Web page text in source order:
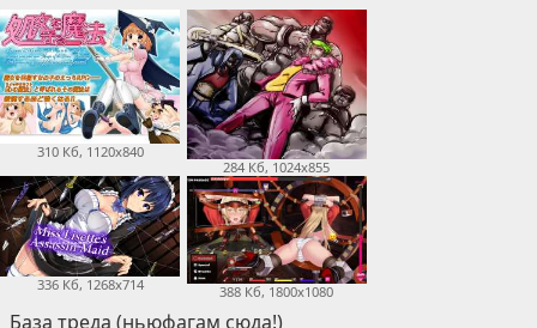
310 Кб, 1120x840
284 Кб, 1024x855
336 Кб, 1268x714 388 Кб, 1800x1080
База треда (ньюфагам сюда!)